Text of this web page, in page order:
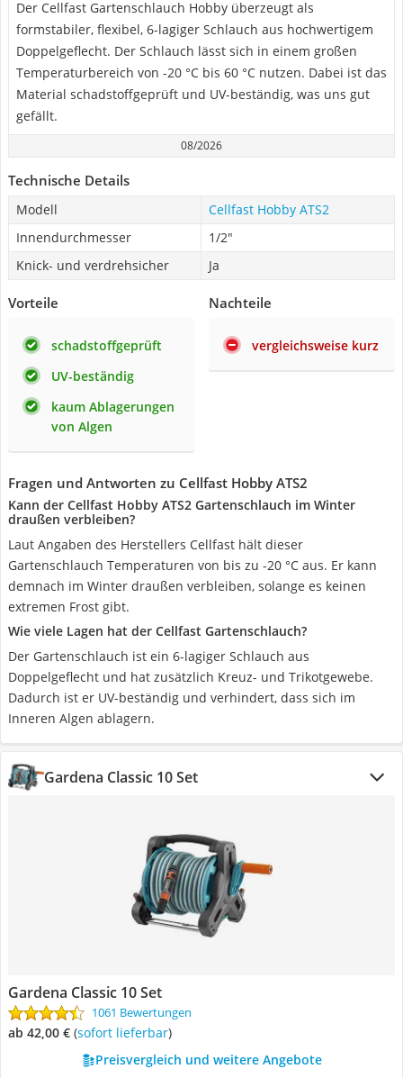
Der Cellfast Gartenschlauch Hobby überzeugt als
formstabiler, flexibel, 6-lagiger Schlauch aus hochwertigem
Doppelgeflecht. Der Schlauch lässt sich in einem großen
Temperaturbereich von -20 °C bis 60 °C nutzen. Dabei ist das
Material schadstoffgeprüft und UV-beständig, was uns gut
gefällt.
08/2026
Technische Details
Modell
Cellfast Hobby ATS2
Innendurchmesser
1/2"
Knick- und verdrehsicher
Ja
Vorteile
schadstoffgeprüft
UV-beständig
kaum Ablagerungen
von Algen
Nachteile
vergleichsweise kurz
Fragen und Antworten zu Cellfast Hobby ATS2
Kann der Cellfast Hobby ATS2 Gartenschlauch im Winter
draußen verbleiben?
Laut Angaben des Herstellers Cellfast hält dieser
Gartenschlauch Temperaturen von bis zu -20 °C aus. Er kann
demnach im Winter draußen verbleiben, solange es keinen
extremen Frost gibt.
Wie viele Lagen hat der Cellfast Gartenschlauch?
Der Gartenschlauch ist ein 6-lagiger Schlauch aus
Doppelgeflecht und hat zusätzlich Kreuz- und Trikotgewebe.
Dadurch ist er UV-beständig und verhindert, dass sich im
Inneren Algen ablagern.
Gardena Classic 10 Set
Gardena Classic 10 Set
1061 Bewertungen
ab 42,00 € ( Sofort lieferbar)
Preisvergleich und weitere Angebote